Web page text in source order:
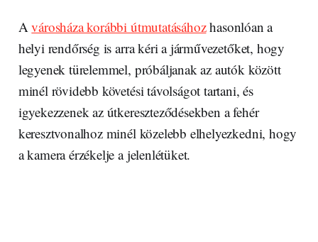
Avárosháza korábbi útmutatásáhozhasonlóan a
helyi rendőrség is arra kéri a járművezetőket, hogy
legyenek türelemmel, próbáljanak az autók között
minél rövidebb követési távolságot tartani, és
igyekezzenek az útkereszteződésekben a fehér
keresztvonalhoz minél közelebb elhelyezkedni, hogy
a kamera érzékelje a jelenlétüket.